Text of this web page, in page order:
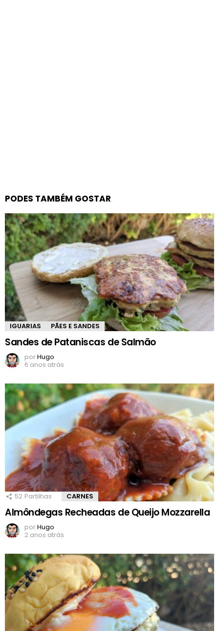
PODES TAMBÉM GOSTAR
IGUARIAS PÃES E SANDES
Sandes de Pataniscas de Salmão
porHugo
6 anos atrás
52 Partilhas CARNES
Almôndegas Recheadas de Queijo Mozzarella
porHugo
2 anos atrás